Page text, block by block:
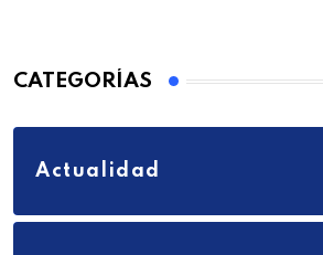
CATEGORÍAS
Actualidad